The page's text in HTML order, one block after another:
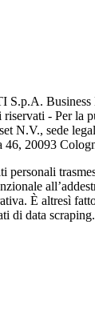
S.p.A. Business
- Per la
N.V., sede
20093
personali
È altresì
di data scraping.